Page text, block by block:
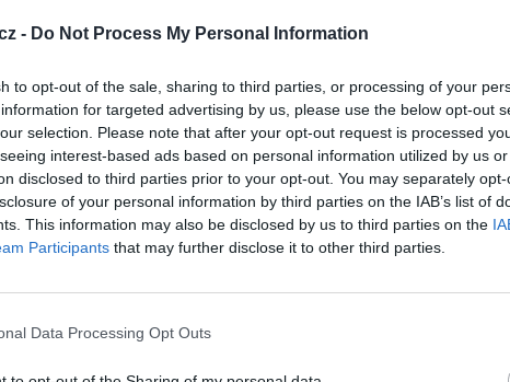
- Do Not Process My Personal Information
to opt-out of the sale, sharing to third parties, or processing of your
for targeted advertising by us, please use the below opt-out
selection. Please note that after your opt-out request is processed
interest-based ads based on personal information utilized by us
disclosed to third parties prior to your opt-out. You may separately
of your personal information by third parties on the IAB’s list of
This information may also be disclosed by us to third parties on the
Participants that may further disclose it to other third parties.
Data Processing Opt Outs
s vybranými výsledky
Univerzity Palackého v
ochranu delfínů a velryb
akademiků olomoucké
vyjádřit svůj protest proti